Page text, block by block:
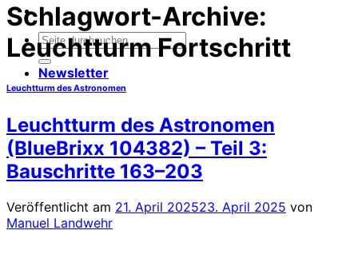
Suchen
nach:
Newsletter
Schlagwort-Archive:
Leuchtturm Fortschritt
Leuchtturm des Astronomen
Leuchtturm des Astronomen
(BlueBrixx 104382) – Teil 3:
Bauschritte 163–203
Veröffentlicht am 21. April 202523. April 2025 von
Manuel Landwehr